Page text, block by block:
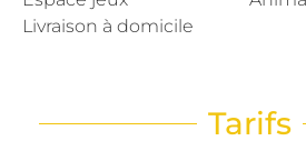
Livraison à domicile
Tarifs